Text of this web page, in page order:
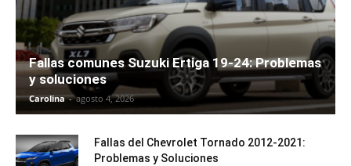
Fallas comunes Suzuki Ertiga 19-24: Problemas
y soluciones
Carolina - agosto 4, 2026
Fallas del Chevrolet Tornado 2012-2021:
Problemas y Soluciones